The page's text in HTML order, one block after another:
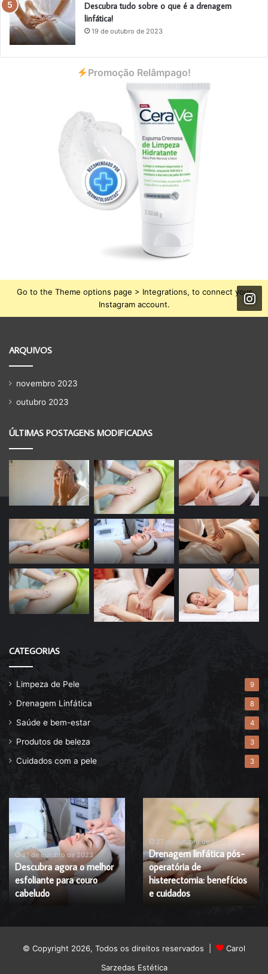
Descubra tudo sobre o que é a drenagem
linfática!
19 de outubro de 2023
Promoção Relâmpago!
Go to the Theme options page > Integrations, to connect your
Instagram account.
ARQUIVOS
novembro 2023
outubro 2023
ÚLTIMAS POSTAGENS MODIFICADAS
CATEGORIAS
Limpeza de Pele 9
Drenagem Linfática 8
Saúde e bem-estar 4
Produtos de beleza 3
Cuidados com a pele 3
Descubra
o
melhor
esfoliante
para
couro
cabeludo
21 de outubro de 2023
Descubra agora o melhor
esfoliante para couro
cabeludo
Drenagem
operatória
de
histerectomia:
benefícios
27 de outubro de 2023
Drenagem linfática pós-
operatória de
histerectomia: benefícios
e cuidados
© Copyright 2026, Todos os direitos reservados |
Carol
Sarzedas Estética